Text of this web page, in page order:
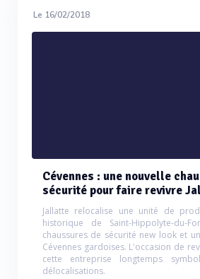
Le 16/02/2018
Cévennes : une nouvelle
sécurité pour faire revivre
Jallatte relocalise une unité de
historique de Saint-Hippolyte-
chaussures de sécurité new look et
Cévennes gardoises. L'occasion de
cette entreprise longtemps
délocalisations.